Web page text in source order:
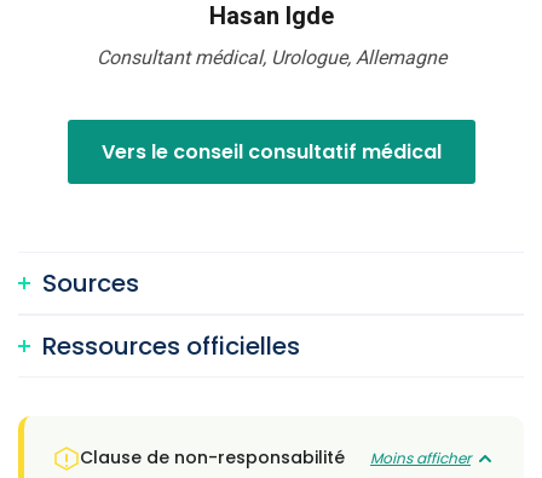
Hasan Igde
Consultant médical, Urologue, Allemagne
Vers le conseil consultatif médical
Sources
Ressources officielles
Clause de non-responsabilité Moins afficher